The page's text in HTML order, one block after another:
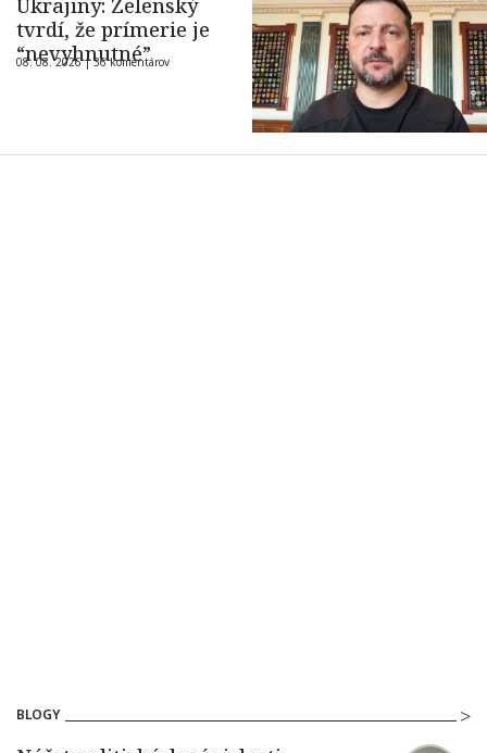
Ukrajiny: Zelenský
tvrdí, že prímerie je
“nevyhnutné”
08. 08. 2026 |36 komentárov
BLOGY